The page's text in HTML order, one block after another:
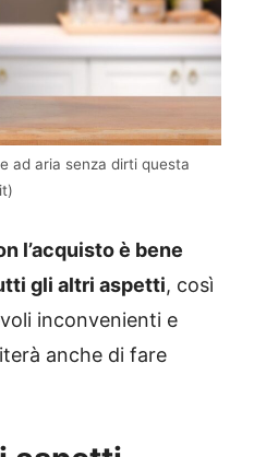
ad aria senza dirti questa
l’acquisto è bene
gli altri aspetti, così
inconvenienti e
anche di fare